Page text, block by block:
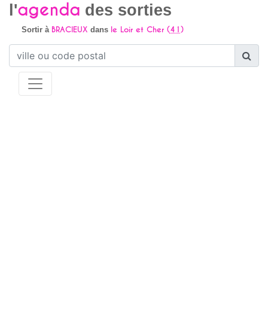
l'agenda des sorties
Sortir à BRACIEUX dans le Loir et Cher (41)